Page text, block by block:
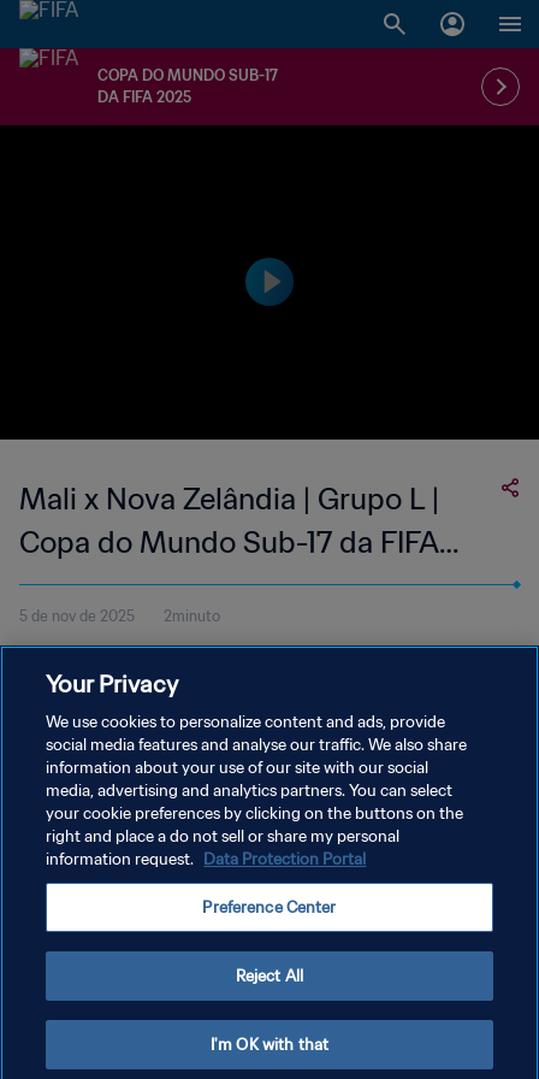
COPA DO MUNDO SUB-17
DA FIFA 2025
Mali x Nova Zelândia | Grupo L |
Copa do Mundo Sub-17 da FIFA
Catar 2025™ | Melhores momentos
5 de nov de 2025 2minuto
disputado na Aspire Zone, em Doha, 5 de novembro, às 17h45
(horário local).
POLÍTICA DE PRIVACIDADE
ADMINISTRAR AS PREFERÊNCIAS DE COOKIES
Copyright © 1994-2026 FIFA. Todos os direitos reservados.
Your Privacy
We use cookies to personalize content and ads, provide
social media features and analyse our traffic. We also share
information about your use of our site with our social
media, advertising and analytics partners. You can select
your cookie preferences by clicking on the buttons on the
right and place a do not sell or share my personal
information request. Data Protection Portal
Preference Center
Reject All
I'm OK with that